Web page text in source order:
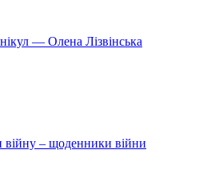
— Олена Лізвінська
– щоденники війни